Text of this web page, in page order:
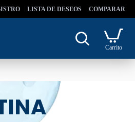
LISTA DE DESEOS COMPARAR
Carrito